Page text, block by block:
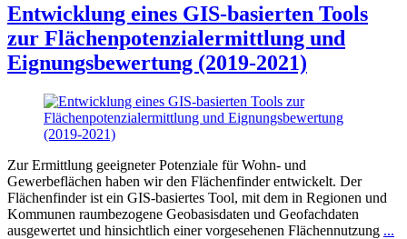
Entwicklung eines GIS-basierten Tools
zur Flächenpotenzialermittlung und
Eignungsbewertung (2019-2021)
Zur Ermittlung geeigneter Potenziale für Wohn- und
Gewerbeflächen haben wir den Flächenfinder entwickelt. Der
Flächenfinder ist ein GIS-basiertes Tool, mit dem in Regionen und
Kommunen raumbezogene Geobasisdaten und Geofachdaten
ausgewertet und hinsichtlich einer vorgesehenen Flächennutzung ...